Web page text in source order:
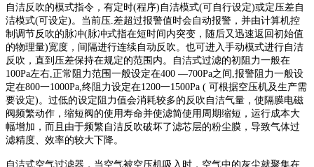
自洁反吹的模式指令，有定时(程序)自洁模式(可自行设定)或定压差自
洁模式(可设定)。当前压.差超过报警值时会自动报警，并由计算机控
制调节反吹的脉冲(脉冲式指在短时间内突变，随后又迅速返回初始值
的物理量)宽度，间隔进行连续自动反吹。也可进入手动模式进行自洁
反吹，直到压差保持在规定的范围内。自洁式过滤的初阻力一般在
100Pa左右,正常阻力范围一般设定在400 —700Pa之间,报警阻力一般设
定在800一1000Pa,终阻力设定在1200一1500Pa ( 可根据空压机及生产需
要设定)。过低的设定阻力值会消耗较多的反吹自洁气量，使隔膜电磁
阀频繁动作，缩短阀的使用寿命并使滤简使用周期缩短，运行成本大
幅增加，而且由于频繁自洁反吹破坏了滤芯层的粉尘膜，导致气体过
滤精度、效率的较大下降。
自洁式空气过滤器，当空气被空压机吸入时，空气中的灰尘就聚集在